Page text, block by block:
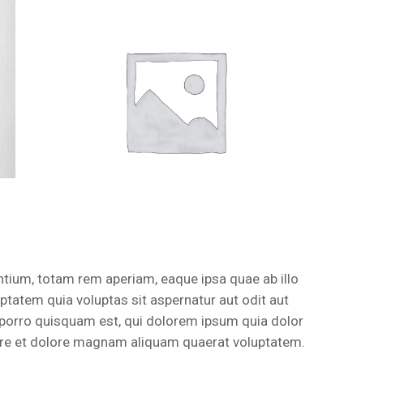
totam rem aperiam, eaque ipsa quae ab illo
quia voluptas sit aspernatur aut odit aut
quisquam est, qui dolorem ipsum quia dolor
et dolore magnam aliquam quaerat voluptatem.